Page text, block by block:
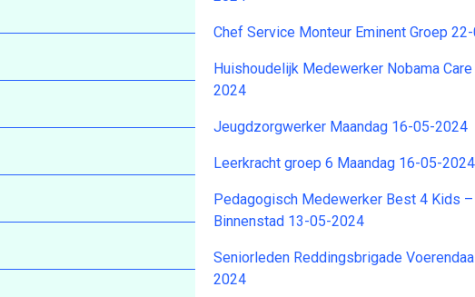
Chef Service Monteur Eminent Groep
Huishoudelijk Medewerker Nobama
2024
Jeugdzorgwerker Maandag 16-05-2024
Leerkracht groep 6 Maandag 16-05-2024
Pedagogisch Medewerker Best 4 Kids –
Binnenstad 13-05-2024
Seniorleden Reddingsbrigade
2024